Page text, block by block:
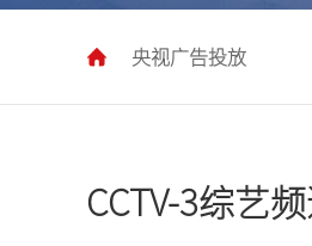
央视广告投放
CCTV-3综艺